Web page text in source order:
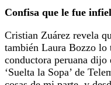
Confisa que le fue
Cristian Zuárez revela
también Laura Bozzo lo
conductora peruana dijo
‘Suelta la Sopa’ de